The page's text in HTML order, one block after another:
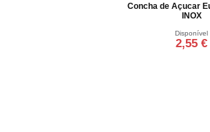
Concha de Açucar
INOX
Disponível
2,55 €